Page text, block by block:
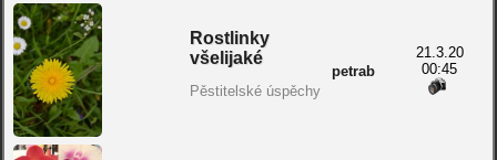
Rostlinky
všelijaké
Pěstitelské úspěchy
petrab
21.3.20
00:45